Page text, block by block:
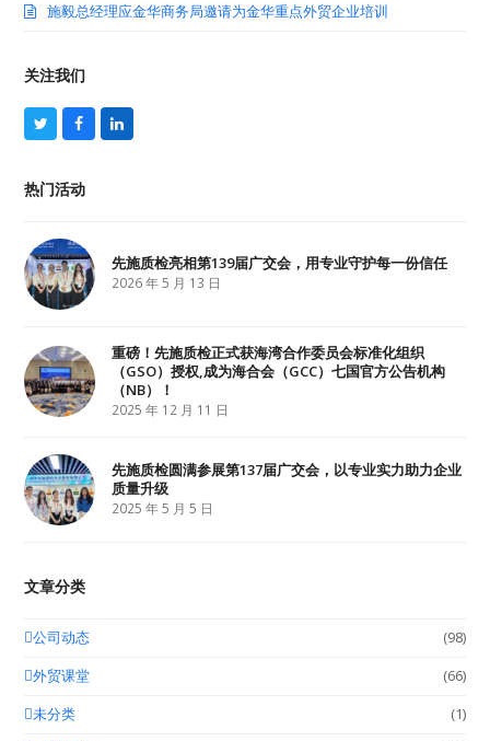
施毅总经理应金华商务局邀请为金华重点外贸企业培训
关注我们
T
w
t
t
F
a
b
L
i
热门活动
先施质检亮相第139届广交会，用专业守护每一份信任
2026 年 5 月 13 日
重磅！先施质检正式获海湾合作委员会标准化组织
（GSO）授权,成为海合会（GCC）七国官方公告机构
（NB）！
2025 年 12 月 11 日
先施质检圆满参展第137届广交会，以专业实力助力企业
质量升级
2025 年 5 月 5 日
文章分类
公司动态
(98)
外贸课堂
(66)
未分类
(1)